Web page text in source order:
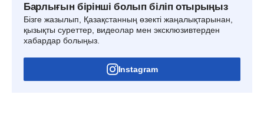
Барлығын бірінші болып біліп отырыңыз
Бізге жазылып, Қазақстанның өзекті жаңалықтарынан,
қызықты суреттер, видеолар мен эксклюзивтерден
хабардар болыңыз.
Instagram